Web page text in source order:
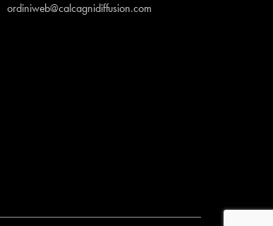
ordiniweb@calcagnidiffusion.com